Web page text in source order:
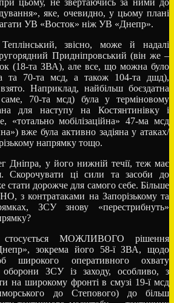
яке, очевидно, у цьому плані
УВ «Восток» ніж УВ «Днепр».
звісно, може й надалі
Придніпровський (він же –
(18-та ЗВА), але все, що можна було
та 70-та мсд, а також 104-та дшд),
Наприклад, найбільш боєздатна
70-та мсд) була у терміновому
для наступу на Костянтинівку і
«тотально мобілізаційна» 47-ма мсд
вже була активно задіяна у атаках/
напрямку тощо.
Дніпра, у його нижній течії, теж має
Скорочувати ці сили та засоби до
стати дорожче для самого себе. Більше
з контратаками на Запорізькому та
ЗСУ знову «перестрибнуть»
МОЖЛИВОГО рішення
зокрема його 58-ї ЗВА, щодо
широкого оперативного охвату
оборони ЗСУ із заходу, особливо, з
на широкому фронті в смузі 19-ї мсд
до Степового) до більш